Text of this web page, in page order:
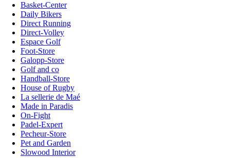
Basket-Center
Daily Bikers
Direct Running
Direct-Volley
Espace Golf
Foot-Store
Galopp-Store
Golf and co
Handball-Store
House of Rugby
La sellerie de Maé
Made in Paradis
On-Fight
Padel-Expert
Pecheur-Store
Pet and Garden
Slowood Interior